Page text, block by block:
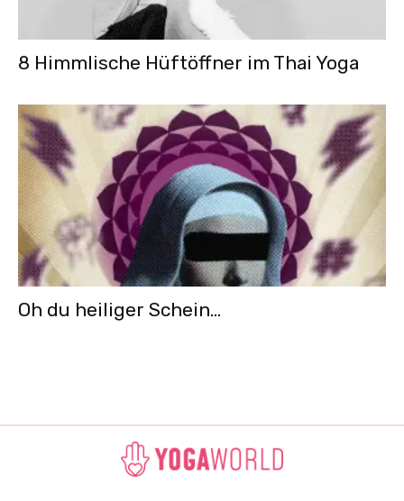
8 Himmlische Hüftöffner im Thai Yoga
Oh du heiliger Schein…